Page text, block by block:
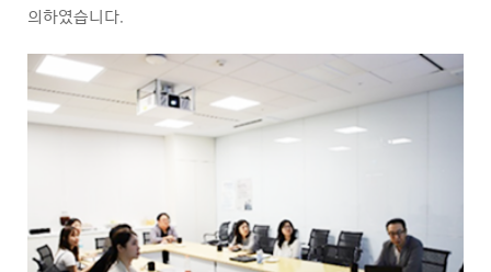
의하였습니다.